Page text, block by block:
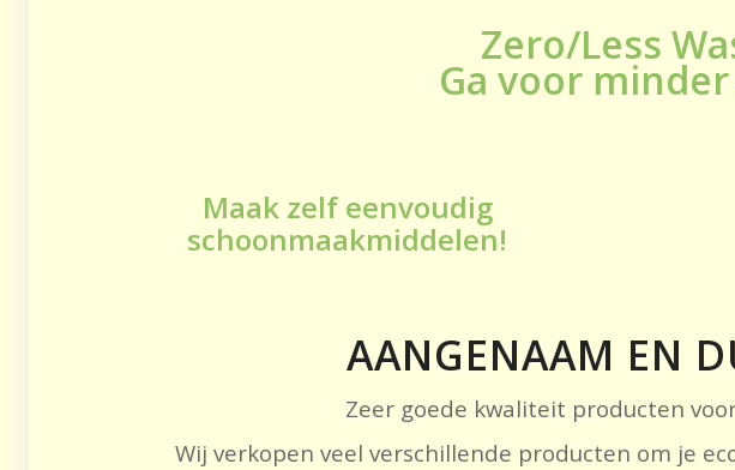
Zero/Less
Ga voor
Maak zelf eenvoudig
schoonmaakmiddelen!
AANGENAAM EN
Zeer goede kwaliteit producten
Wij verkopen veel verschillende producten om je